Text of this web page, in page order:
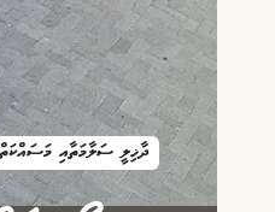
ދާޚިލީ ސަލާމަތާއި